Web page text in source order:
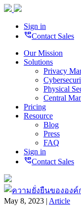
Sign in
perm_phone_msgContact Sales
Our Mission
Solutions
Privacy
Physical
Central
Pricing
Resource
Blog
Press
FAQ
Sign in
perm_phone_msgContact Sales
May 8, 2023 | Article